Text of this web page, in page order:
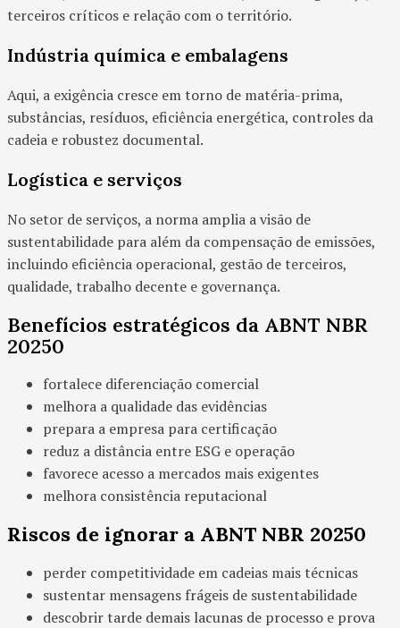
terceiros críticos e relação com o território.
Indústria química e embalagens
Aqui, a exigência cresce em torno de matéria-prima,
substâncias, resíduos, eficiência energética, controles da
cadeia e robustez documental.
Logística e serviços
No setor de serviços, a norma amplia a visão de
sustentabilidade para além da compensação de emissões,
incluindo eficiência operacional, gestão de terceiros,
qualidade, trabalho decente e governança.
Benefícios estratégicos da ABNT NBR
20250
fortalece diferenciação comercial
melhora a qualidade das evidências
prepara a empresa para certificação
reduz a distância entre ESG e operação
favorece acesso a mercados mais exigentes
melhora consistência reputacional
Riscos de ignorar a ABNT NBR 20250
perder competitividade em cadeias mais técnicas
sustentar mensagens frágeis de sustentabilidade
descobrir tarde demais lacunas de processo e prova